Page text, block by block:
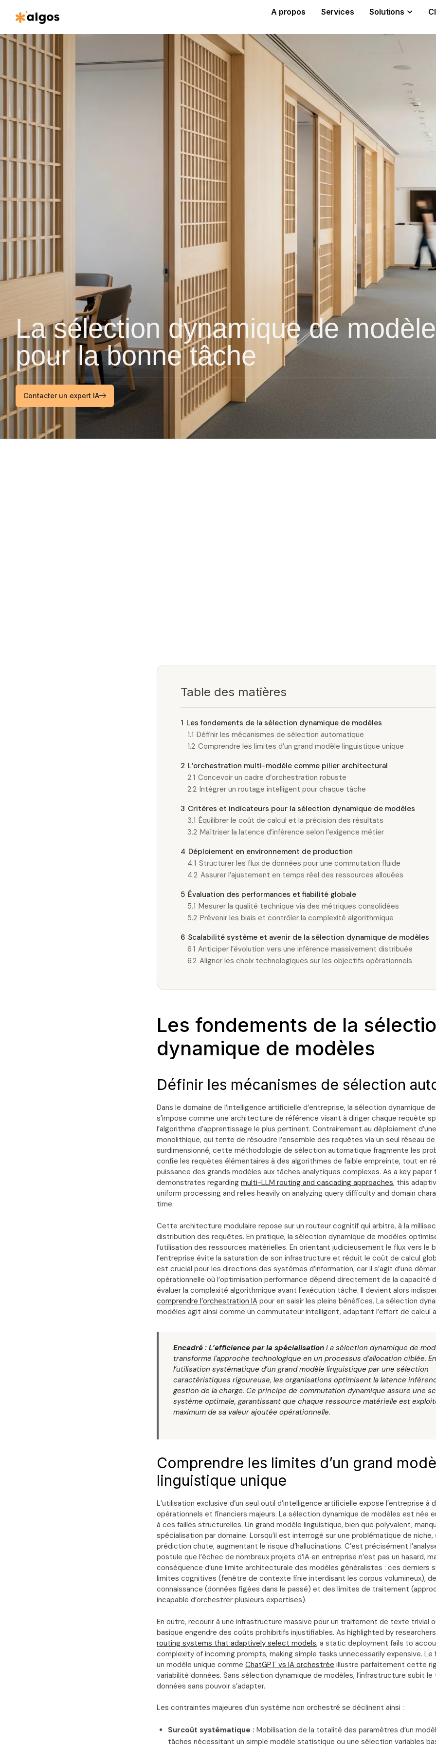
A propos Services Solutions
La sélection dynamique de
pour la bonne tâche
Contacter un expert IA
Table des matières
1 Les fondements de la sélection dynamique de modèles
1.1 Définir les mécanismes de sélection automatique
1.2 Comprendre les limites d’un grand modèle linguistique unique
2 L’orchestration multi-modèle comme pilier architectural
2.1 Concevoir un cadre d’orchestration robuste
2.2 Intégrer un routage intelligent pour chaque tâche
3 Critères et indicateurs pour la sélection dynamique de modèles
3.1 Équilibrer le coût de calcul et la précision des résultats
3.2 Maîtriser la latence d’inférence selon l’exigence métier
4 Déploiement en environnement de production
4.1 Structurer les flux de données pour une commutation fluide
4.2 Assurer l’ajustement en temps réel des ressources allouées
5 Évaluation des performances et fiabilité globale
5.1 Mesurer la qualité technique via des métriques consolidées
5.2 Prévenir les biais et contrôler la complexité algorithmique
6 Scalabilité système et avenir de la sélection dynamique de modèles
6.1 Anticiper l’évolution vers une inférence massivement distribuée
6.2 Aligner les choix technologiques sur les objectifs opérationnels
Les fondements de la
dynamique de modèles
Définir les mécanismes de sélection
Dans le domaine de l’intelligence artificielle d’entreprise, la sélection dynamique
s’impose comme une architecture de référence visant à diriger chaque requête
l’algorithme d’apprentissage le plus pertinent. Contrairement au déploiement
monolithique, qui tente de résoudre l’ensemble des requêtes via un seul réseau
surdimensionné, cette méthodologie de sélection automatique fragmente les
confie les requêtes élémentaires à des algorithmes de faible empreinte, tout en
puissance des grands modèles aux tâches analytiques complexes. As a key paper
demonstrates regarding multi-LLM routing and cascading approaches, this
uniform processing and relies heavily on analyzing query difficulty and domain
time.
Cette architecture modulaire repose sur un routeur cognitif qui arbitre, à la
distribution des requêtes. En pratique, la sélection dynamique de modèles
l’utilisation des ressources matérielles. En orientant judicieusement le flux vers le
l’entreprise évite la saturation de son infrastructure et réduit le coût de calcul
est crucial pour les directions des systèmes d’information, car il s’agit d’une
opérationnelle où l’optimisation performance dépend directement de la capacité
évaluer la complexité algorithmique avant l’exécution tâche. Il devient alors
comprendre l’orchestration IA pour en saisir les pleins bénéfices. La sélection
modèles agit ainsi comme un commutateur intelligent, adaptant l’effort de calcul
Encadré : L’efficience par la spécialisation La sélection dynamique de
transforme l’approche technologique en un processus d’allocation ciblée.
l’utilisation systématique d’un grand modèle linguistique par une sélection
caractéristiques rigoureuse, les organisations optimisent la latence
gestion de la charge. Ce principe de commutation dynamique assure une
système optimale, garantissant que chaque ressource matérielle est
maximum de sa valeur ajoutée opérationnelle.
Comprendre les limites d’un grand
linguistique unique
L’utilisation exclusive d’un seul outil d’intelligence artificielle expose l’entreprise à
opérationnels et financiers majeurs. La sélection dynamique de modèles est née
à ces failles structurelles. Un grand modèle linguistique, bien que polyvalent,
spécialisation par domaine. Lorsqu’il est interrogé sur une problématique de niche,
prédiction chute, augmentant le risque d’hallucinations. C’est précisément
postule que l’échec de nombreux projets d’IA en entreprise n’est pas un hasard,
conséquence d’une limite architecturale des modèles généralistes : ces derniers
limites cognitives (fenêtre de contexte finie interdisant les corpus volumineux),
connaissance (données figées dans le passé) et des limites de traitement
incapable d’orchestrer plusieurs expertises).
En outre, recourir à une infrastructure massive pour un traitement de texte trivial
basique engendre des coûts prohibitifs injustifiables. As highlighted by
routing systems that adaptively select models, a static deployment fails to
complexity of incoming prompts, making simple tasks unnecessarily expensive.
un modèle unique comme ChatGPT vs IA orchestrée illustre parfaitement cette
variabilité données. Sans sélection dynamique de modèles, l’infrastructure subit
données sans pouvoir s’adapter.
Les contraintes majeures d’un système non orchestré se déclinent ainsi :
Surcoût systématique : Mobilisation de la totalité des paramètres d’un
tâches nécessitant un simple modèle statistique ou une sélection variables